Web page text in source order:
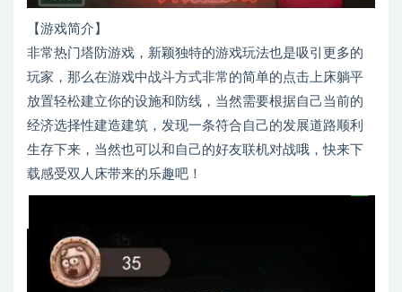
【游戏简介】
非常热门塔防游戏，新颖独特的游戏玩法也是吸引更多的
玩家，那么在游戏中战斗方式非常的简单的点击上床躺平
放置轻松建立你的设施和防线，当然需要根据自己当前的
经济选择性建造建筑，发现一条符合自己的发展道路顺利
生存下来，当然也可以和自己的好友联机对战哦，快来下
载感受双人床带来的乐趣吧！